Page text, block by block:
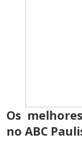
Os
no ABC